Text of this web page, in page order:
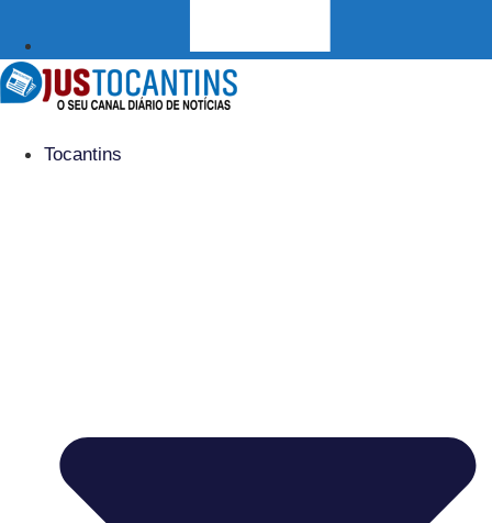
Tocantins